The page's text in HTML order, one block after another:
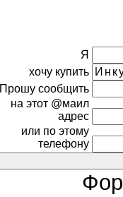
Я
хочу купить
Прошу сообщить
на этот @маил
адрес
или по этому
телефону